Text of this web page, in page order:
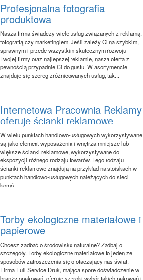
Profesjonalna fotografia
produktowa
Nasza firma świadczy wiele usług związanych z reklamą,
fotografią czy marketingiem. Jeśli zależy Ci na szybkim,
sprawnym i przede wszystkim skutecznym rozwoju
Twojej firmy oraz najlepszej reklamie, nasza oferta z
pewnością przypadnie Ci do gustu. W asortymencie
znajduje się szereg zróżnicowanych usług, tak...
Internetowa Pracownia Reklamy
oferuje ścianki reklamowe
W wielu punktach handlowo-usługowych wykorzystywane
są jako element wyposażenia i wnętrza mniejsze lub
większe ścianki reklamowe, wykorzystywane do
ekspozycji różnego rodzaju towarów. Tego rodzaju
ścianki reklamowe znajdują na przykład na stoiskach w
punktach handlowo-usługowych należących do sieci
komó...
Torby ekologiczne materiałowe i
papierowe
Chcesz zadbać o środowisko naturalne? Zadbaj o
szczegóły. Torby ekologiczne materiałowe to jeden ze
sposobów zatroszczenia się o otaczający nas świat.
Firma Full Service Druk, mająca spore doświadczenie w
branży opakowań, oferuje szeroki wybór takich pakowań i